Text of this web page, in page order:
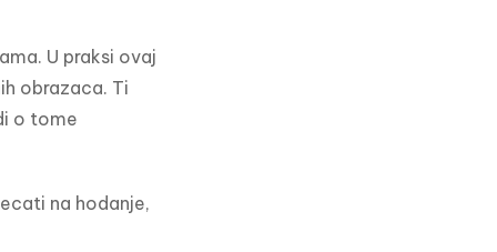
U praksi ovaj
obrazaca. Ti
o tome
na hodanje,